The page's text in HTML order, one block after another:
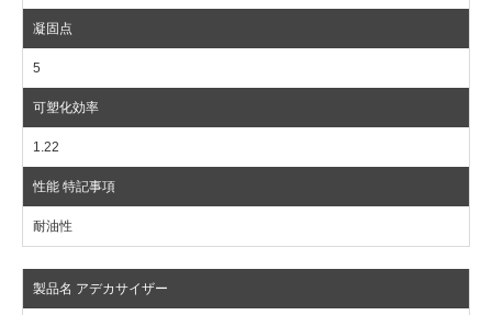
5
1.22
耐油性